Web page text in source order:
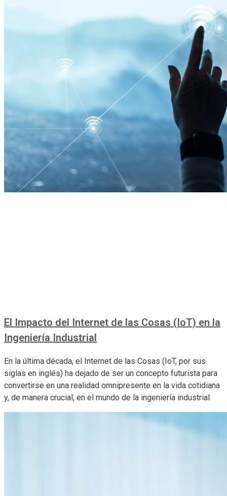
El Impacto del Internet de las Cosas (IoT) en la
Ingeniería Industrial
En la última década, el Internet de las Cosas (IoT, por sus
siglas en inglés) ha dejado de ser un concepto futurista para
convertirse en una realidad omnipresente en la vida cotidiana
y, de manera crucial, en el mundo de la ingeniería industrial.